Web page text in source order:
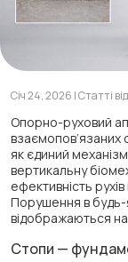
Січ 24, 2026 | Статті
Опорно-руховий
взаємопов’язаних
як єдиний
вертикальну
ефективність
Порушення в будь-
відображаються на
Стопи —